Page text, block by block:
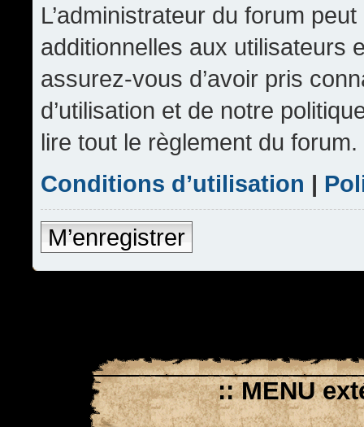
L’administrateur du forum
additionnelles aux utilisateurs
assurez-vous d’avoir pris
d’utilisation et de notre
lire tout le règlement du forum.
Conditions d’utilisation |
M’enregistrer
:: MENU